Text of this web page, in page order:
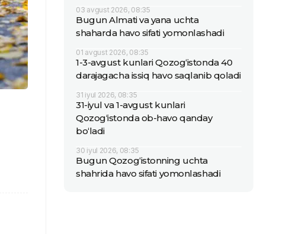
03 avgust 2026, 08:35
Bugun Almati va yana uchta
shaharda havo sifati yomonlashadi
01 avgust 2026, 08:35
1-3-avgust kunlari Qozog‘istonda 40
darajagacha issiq havo saqlanib qoladi
31 iyul 2026, 08:35
31-iyul va 1-avgust kunlari
Qozog‘istonda ob-havo qanday
bo‘ladi
30 iyul 2026, 08:35
Bugun Qozog‘istonning uchta
shahrida havo sifati yomonlashadi